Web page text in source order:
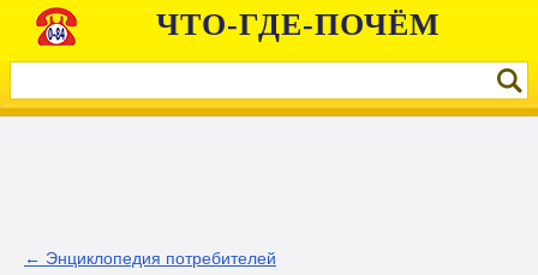
ЧТО-ГДЕ-ПОЧЁМ
← Энциклопедия потребителей